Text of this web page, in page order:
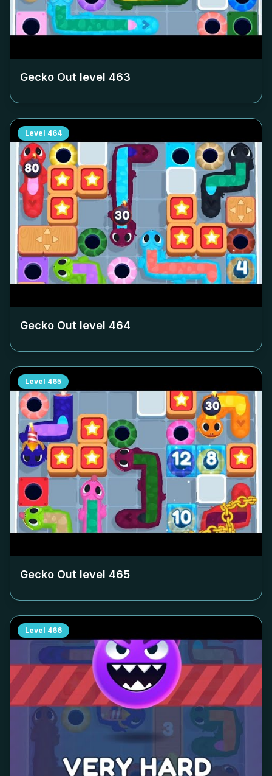
Gecko Out level 463
Level 464
Gecko Out level 464
Level 465
Gecko Out level 465
Level 466